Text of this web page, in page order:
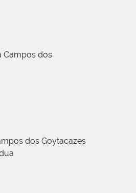
Campos dos
dos Goytacazes